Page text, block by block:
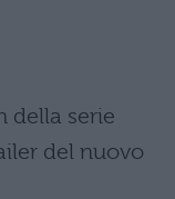
della serie
del nuovo